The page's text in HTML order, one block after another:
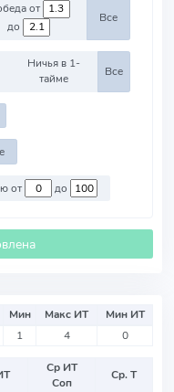
Победа от
до
Все
Ничья в 1-
тайме
Все
Против команд со стоимостью от до
Мин Макс ИТ
Мин ИТ
1 4 0
Ср ИТ
Соп
Ср. Т